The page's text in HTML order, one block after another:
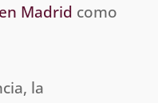
Madrid como
la